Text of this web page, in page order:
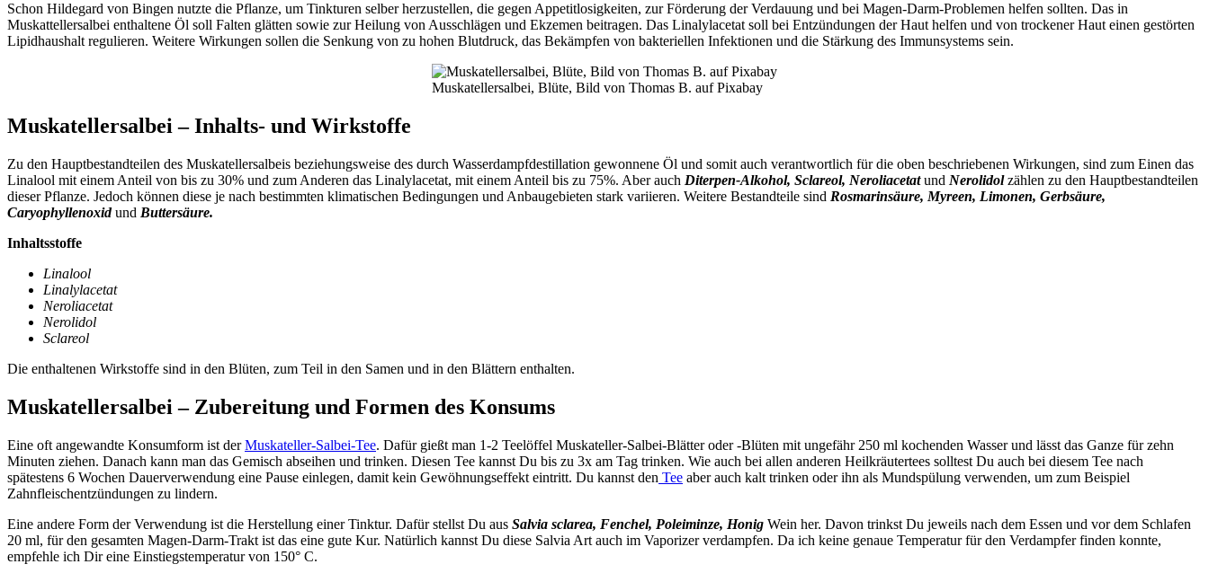
Schon Hildegard von Bingen nutzte die Pflanze, um Tinkturen selber herzustellen, die gegen Appetitlosigkeiten, zur Förderung der Verdauung und bei Magen-Darm-Problemen helfen sollten. Das in
Muskattellersalbei enthaltene Öl soll Falten glätten sowie zur Heilung von Ausschlägen und Ekzemen beitragen. Das Linalylacetat soll bei Entzündungen der Haut helfen und von trockener Haut einen gestörten
Lipidhaushalt regulieren. Weitere Wirkungen sollen die Senkung von zu hohen Blutdruck, das Bekämpfen von bakteriellen Infektionen und die Stärkung des Immunsystems sein.
Muskatellersalbei, Blüte, Bild von Thomas B. auf Pixabay
Muskatellersalbei – Inhalts- und Wirkstoffe
Zu den Hauptbestandteilen des Muskatellersalbeis beziehungsweise des durch Wasserdampfdestillation gewonnene Öl und somit auch verantwortlich für die oben beschriebenen Wirkungen, sind zum Einen das
Linalool mit einem Anteil von bis zu 30% und zum Anderen das Linalylacetat, mit einem Anteil bis zu 75%. Aber auch Diterpen-Alkohol, Sclareol, Neroliacetatund Nerolidolzählen zu den Hauptbestandteilen
dieser Pflanze. Jedoch können diese je nach bestimmten klimatischen Bedingungen und Anbaugebieten stark variieren. Weitere Bestandteile sind Rosmarinsäure, Myreen, Limonen, Gerbsäure,
Caryophyllenoxidund Buttersäure.
Inhaltsstoffe
Linalool
Linalylacetat
Neroliacetat
Nerolidol
Sclareol
Die enthaltenen Wirkstoffe sind in den Blüten, zum Teil in den Samen und in den Blättern enthalten.
Muskatellersalbei – Zubereitung und Formen des Konsums
Eine oft angewandte Konsumform ist derMuskateller-Salbei-Tee. Dafür gießt man 1-2 Teelöffel Muskateller-Salbei-Blätter oder -Blüten mit ungefähr 250 ml kochenden Wasser und lässt das Ganze für zehn
Minuten ziehen. Danach kann man das Gemisch abseihen und trinken. Diesen Tee kannst Du bis zu 3x am Tag trinken. Wie auch bei allen anderen Heilkräutertees solltest Du auch bei diesem Tee nach
spätestens 6 Wochen Dauerverwendung eine Pause einlegen, damit kein Gewöhnungseffekt eintritt. Du kannst den Tee aber auch kalt trinken oder ihn als Mundspülung verwenden, um zum Beispiel
Zahnfleischentzündungen zu lindern.
Eine andere Form der Verwendung ist die Herstellung einer Tinktur. Dafür stellst Du aus Salvia sclarea, Fenchel, Poleiminze, Honig Wein her. Davon trinkst Du jeweils nach dem Essen und vor dem Schlafen
20 ml, für den gesamten Magen-Darm-Trakt ist das eine gute Kur. Natürlich kannst Du diese Salvia Art auch im Vaporizer verdampfen. Da ich keine genaue Temperatur für den Verdampfer finden konnte,
empfehle ich Dir eine Einstiegstemperatur von 150° C.